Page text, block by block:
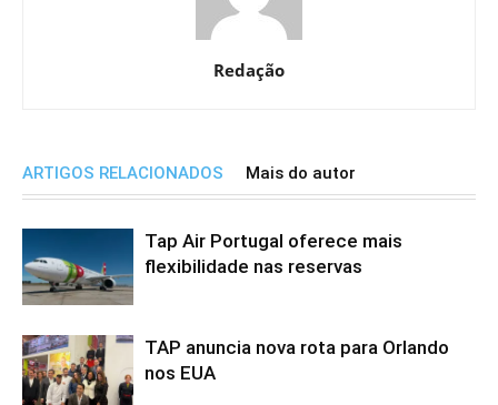
Redação
ARTIGOS RELACIONADOS Mais do autor
Tap Air Portugal oferece mais
flexibilidade nas reservas
TAP anuncia nova rota para Orlando
nos EUA